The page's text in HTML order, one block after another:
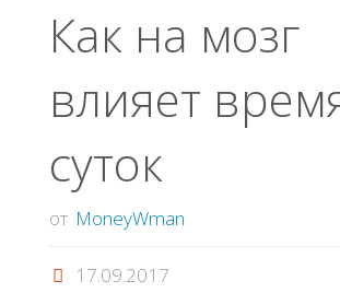
Как на мозг
влияет
суток
от MoneyWman
17.09.2017